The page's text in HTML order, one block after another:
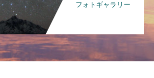
フォトギャラリー